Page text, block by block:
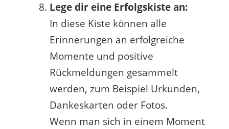
Lege dir eine Erfolgskiste an:
In diese Kiste können alle
Erinnerungen an erfolgreiche
Momente und positive
Rückmeldungen gesammelt
werden, zum Beispiel Urkunden,
Dankeskarten oder Fotos.
Wenn man sich in einem Moment